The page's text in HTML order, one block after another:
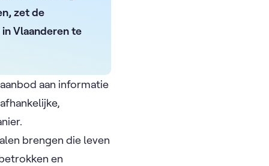
zet de
Vlaanderen te
aan informatie
brengen die leven
en